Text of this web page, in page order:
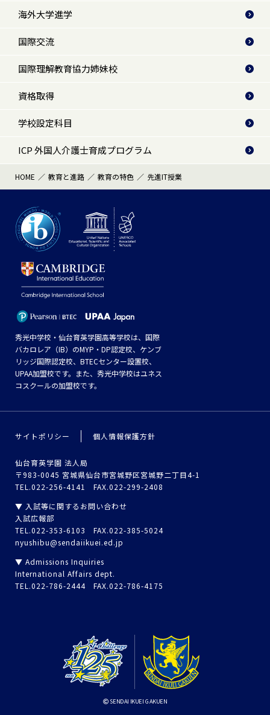
海外大学進学
国際交流
国際理解教育協力姉妹校
資格取得
学校設定科目
ICP 外国人介護士育成プログラム
HOME 教育と進路 教育の特色 先進IT授業
秀光中学校・仙台育英学園高等学校は、国際
バカロレア（IB）のMYP・DP認定校、ケンブ
リッジ国際認定校、BTECセンター設置校、
UPAA加盟校です。また、秀光中学校はユネス
コスクールの加盟校です。
サイトポリシー 個人情報保護方針
仙台育英学園 法人局
〒983-0045 宮城県仙台市宮城野区宮城野二丁目4-1
TEL.022-256-4141 FAX.022-299-2408
▼ 入試等に関するお問い合わせ
入試広報部
TEL.022-353-6103 FAX.022-385-5024
nyushibu@sendaiikuei.ed.jp
▼ Admissions Inquiries
International Affairs dept.
TEL.022-786-2444 FAX.022-786-4175
SENDAI IKUEI GAKUEN